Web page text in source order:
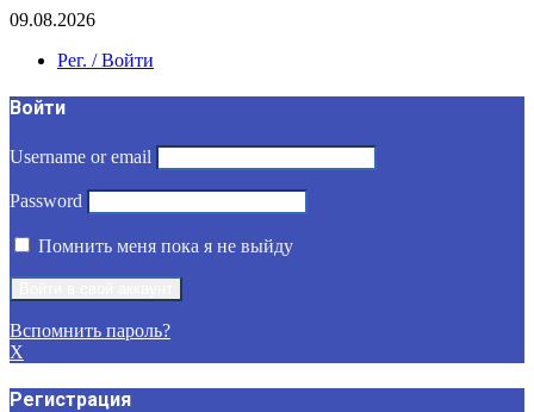
09.08.2026
Рег. / Войти
Войти
Username or email
Password
Помнить меня пока я не выйду
Вспомнить пароль?
X
Регистрация